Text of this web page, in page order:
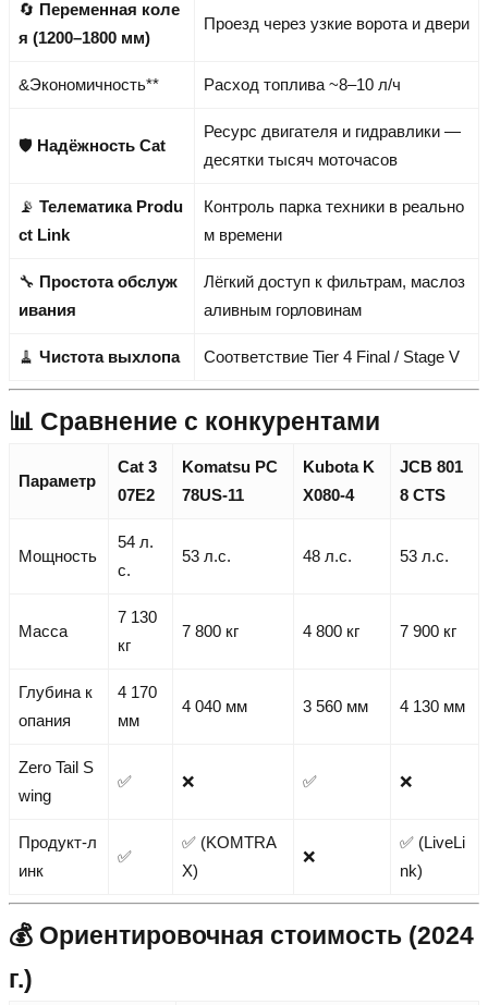
🔄 Переменная коле
я (1200–1800 мм)
Проезд через узкие ворота и двери
&Экономичность** Расход топлива ~8–10 л/ч
🛡️ Надёжность Cat
Ресурс двигателя и гидравлики —
десятки тысяч моточасов
📡 Телематика Produ
ct Link
Контроль парка техники в реально
м времени
🔧 Простота обслуж
ивания
Лёгкий доступ к фильтрам, маслоз
аливным горловинам
🧹 Чистота выхлопа Соответствие Tier 4 Final / Stage V
📊 Сравнение с конкурентами
Параметр
Cat 3
07E2
Komatsu PC
78US-11
Kubota K
X080-4
JCB 801
8 CTS
Мощность
54 л.
с.
53 л.с. 48 л.с. 53 л.с.
Масса
7 130
кг
7 800 кг 4 800 кг 7 900 кг
Глубина к
опания
4 170
мм
4 040 мм 3 560 мм 4 130 мм
Zero Tail S
wing
✅ ❌ ✅ ❌
Продукт-л
инк
✅
✅ (KOMTRA
X)
❌
✅ (LiveLi
nk)
💰 Ориентировочная стоимость (2024
г.)